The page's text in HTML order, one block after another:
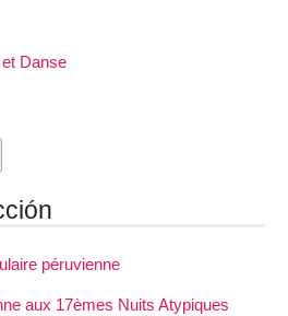
Danse
péruvienne
aux 17èmes Nuits Atypiques